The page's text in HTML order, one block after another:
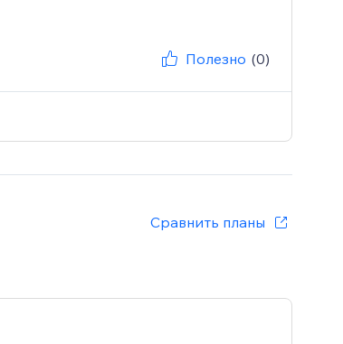
Полезно (0)
Сравнить планы